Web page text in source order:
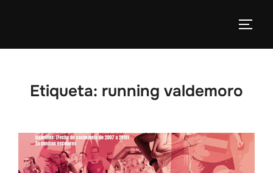
Etiqueta: running valdemoro